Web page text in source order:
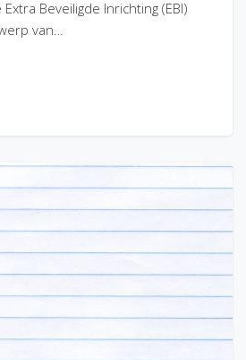
Beveiligde Inrichting (EBI)
van…